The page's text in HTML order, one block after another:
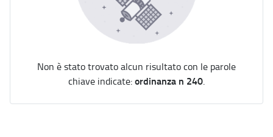
Non è stato trovato alcun risultato con le parole
chiave indicate:ordinanza n 240.